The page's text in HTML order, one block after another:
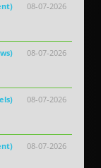
08-07-2026
08-07-2026
08-07-2026
08-07-2026